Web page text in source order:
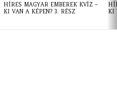
HÍRES MAGYAR EMBEREK KVÍZ –
KI VAN A KÉPEN? 3. RÉSZ
KI